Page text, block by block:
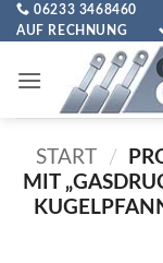
Zum
Inhalt
06233 3468460
AUF RECHNUNG
START /
MIT